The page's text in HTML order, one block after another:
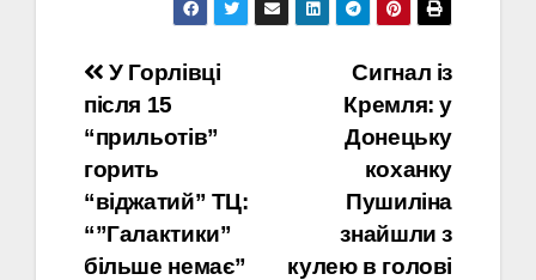
Навігація
записів
Сигнал із
Кремля: у
Донецьку
коханку
Пушиліна
знайшли з
кулею в голові
У Горлівці
після 15
“прильотів”
горить
“віджатий” ТЦ:
“”Галактики”
більше немає”